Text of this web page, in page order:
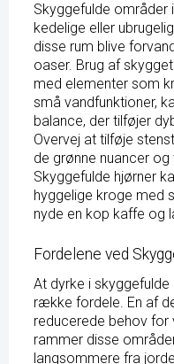
Skyggefulde områder
kedelige eller
disse rum blive
oaser. Brug af
med elementer som
små vandfunktioner,
balance, der tilføjer
Overvej at tilføje
de grønne nuancer
Skyggefulde hjørner
hyggelige kroge med
nyde en kop kaffe og
Fordelene ved
At dyrke i
række fordele. En af
reducerede behov for
rammer disse
langsommere fra